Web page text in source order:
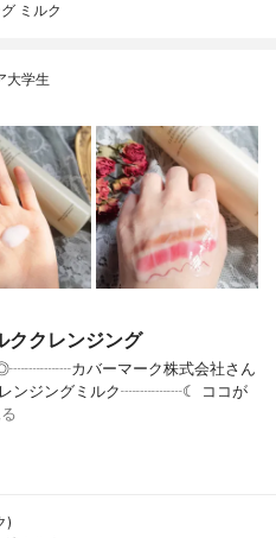
ミルク
大学生
ククレンジング
◎┈┈┈┈カバーマーク株式会社さん
レンジングミルク┈┈┈┈☾ ココが
)